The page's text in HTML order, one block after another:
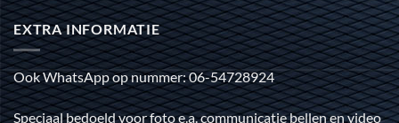
EXTRA INFORMATIE
Ook WhatsApp op nummer: 06-54728924
Speciaal bedoeld voor foto e.a. communicatie bellen en video